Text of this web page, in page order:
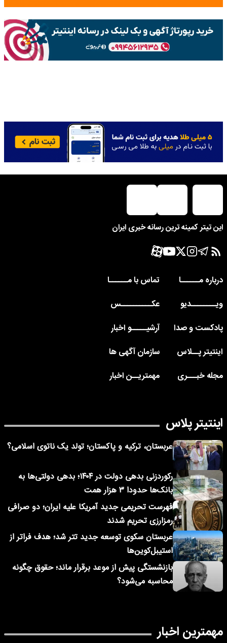
این تیتر کمینه ترین رسانه خبری ایران
درباره مــــــا
تماس با مــــــا
ویــــــــدیو
عکــــــــــس
پادکست و صدا
آرشیـــــو اخبار
اینتیتر پــلاس
سازمان آگهی ها
مجله خبـــری
مهمتریــن اخبار
اینتیتر پلاس
عربستان، ترکیه و پاکستان؛ تولد یک ناتوی اسلامی؟
رکوردزنی بدهی دولت در ۱۴۰۴؛ بدهی دولتی‌ها به
بانک‌ها حدودا ۳ هزار همت
فهرست تحریمی جدید آمریکا علیه ایران؛ دو صرافی
رمزارزی تحریم شدند
عربستان سکوی توسعه جدید تتر شد؛ هدف فراتر از
استیبل‌کوین‌ها
بازنشستگی پیش از موعد برقرار ماند؛ حقوق چگونه
محاسبه می‌شود؟
مهمترین اخبار